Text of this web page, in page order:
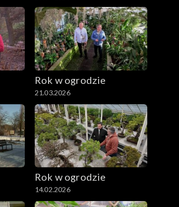
Rok w ogrodzie
21.03.2026
Rok w ogrodzie
14.02.2026